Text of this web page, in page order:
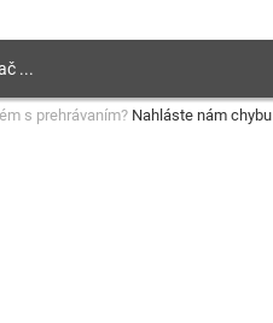
s prehrávaním? Nahláste nám chybu